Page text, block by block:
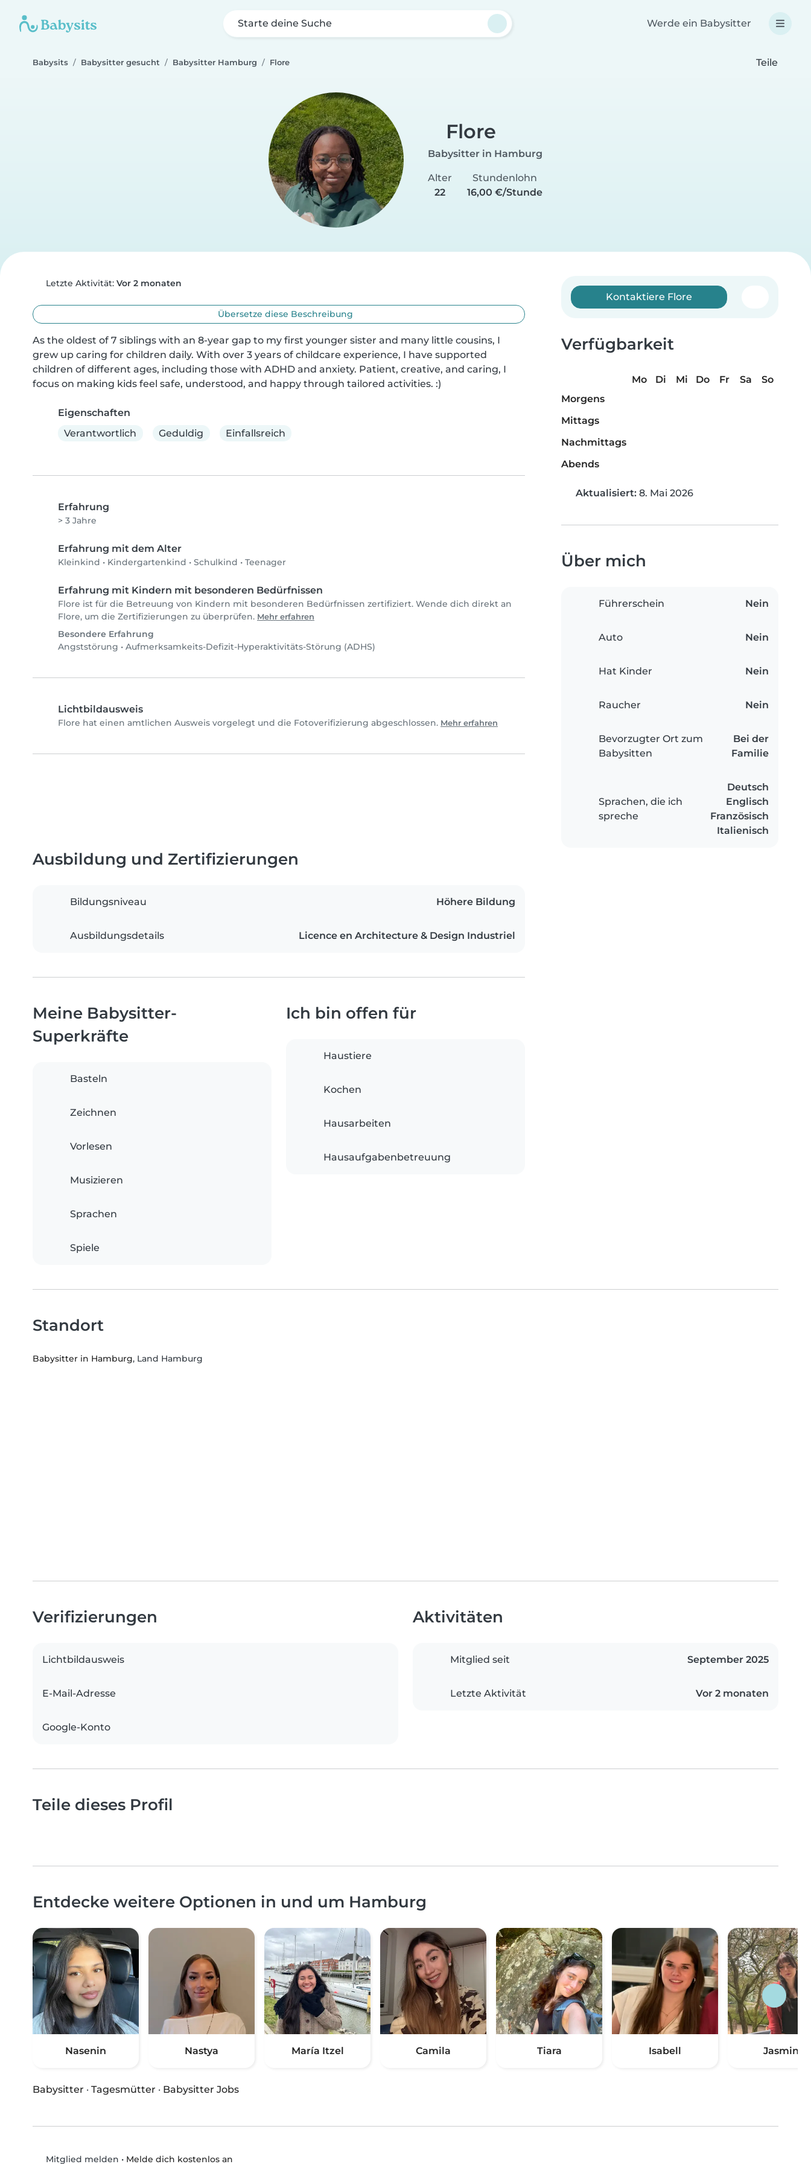
Starte deine Suche Werde ein Babysitter
Babysits Babysitter gesucht Babysitter Hamburg Flore Teile
Flore
Babysitter in Hamburg
Alter
22
Stundenlohn
16,00 €/Stunde
Letzte Aktivität: Vor 2 monaten
Übersetze diese Beschreibung
As the oldest of 7 siblings with an 8-year gap to my first younger sister and many little cousins, I
grew up caring for children daily. With over 3 years of childcare experience, I have supported
children of different ages, including those with ADHD and anxiety. Patient, creative, and caring, I
focus on making kids feel safe, understood, and happy through tailored activities. :)
Eigenschaften
Verantwortlich
Geduldig Einfallsreich
Erfahrung
> 3 Jahre
Erfahrung mit dem Alter
Kleinkind • Kindergartenkind • Schulkind • Teenager
Erfahrung mit Kindern mit besonderen Bedürfnissen
Flore ist für die Betreuung von Kindern mit besonderen Bedürfnissen zertifiziert. Wende dich direkt an
Flore, um die Zertifizierungen zu überprüfen. Mehr erfahren
Besondere Erfahrung
Angststörung • Aufmerksamkeits-Defizit-Hyperaktivitäts-Störung (ADHS)
Lichtbildausweis
Flore hat einen amtlichen Ausweis vorgelegt und die Fotoverifizierung abgeschlossen. Mehr erfahren
Kontaktiere Flore
Verfügbarkeit
Mo Di Mi Do Fr Sa
So
Morgens
Mittags
Nachmittags
Abends
Aktualisiert: 8. Mai 2026
Über mich
Führerschein Nein
Auto Nein
Hat Kinder Nein
Raucher Nein
Bevorzugter Ort zum
Babysitten
Bei der
Familie
Sprachen, die ich
spreche
Deutsch
Englisch
Französisch
Italienisch
Ausbildung und Zertifizierungen
Bildungsniveau Höhere Bildung
Ausbildungsdetails Licence en Architecture & Design Industriel
Meine Babysitter-
Superkräfte
Basteln
Zeichnen
Vorlesen
Musizieren
Sprachen
Spiele
Ich bin offen für
Haustiere
Kochen
Hausarbeiten
Hausaufgabenbetreuung
Standort
Babysitter in Hamburg, Land Hamburg
Verifizierungen
Lichtbildausweis
E-Mail-Adresse
Google-Konto
Aktivitäten
Mitglied seit September 2025
Letzte Aktivität Vor 2 monaten
Teile dieses Profil
Entdecke weitere Optionen in und um Hamburg
Nasenin Nastya María Itzel Camila Tiara Isabell Jasmin
Babysitter · Tagesmütter · Babysitter Jobs
Mitglied melden • Melde dich kostenlos an